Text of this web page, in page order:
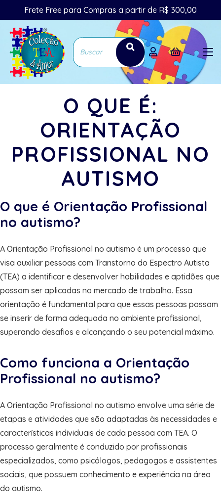
Frete Free para Compras a partir de R$ 300,00
O QUE É:
ORIENTAÇÃO
PROFISSIONAL NO
AUTISMO
O que é Orientação Profissional
no autismo?
A Orientação Profissional no autismo é um processo que
visa auxiliar pessoas com Transtorno do Espectro Autista
(TEA) a identificar e desenvolver habilidades e aptidões que
possam ser aplicadas no mercado de trabalho. Essa
orientação é fundamental para que essas pessoas possam
se inserir de forma adequada no ambiente profissional,
superando desafios e alcançando o seu potencial máximo.
Como funciona a Orientação
Profissional no autismo?
A Orientação Profissional no autismo envolve uma série de
etapas e atividades que são adaptadas às necessidades e
características individuais de cada pessoa com TEA. O
processo geralmente é conduzido por profissionais
especializados, como psicólogos, pedagogos e assistentes
sociais, que possuem conhecimento e experiência na área
do autismo.